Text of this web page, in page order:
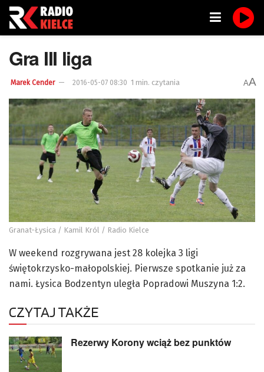
Gra III liga
Marek Cender 2016-05-07 08:30 1 min. czytania AA
Granat-Łysica / Kamil Król / Radio Kielce
W weekend rozgrywana jest 28 kolejka 3 ligi
świętokrzysko-małopolskiej. Pierwsze spotkanie już za
nami. Łysica Bodzentyn uległa Popradowi Muszyna 1:2.
CZYTAJ TAKŻE
Rezerwy Korony wciąż bez punktów